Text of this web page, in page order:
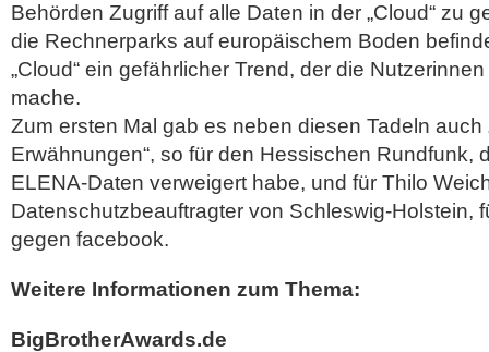
Behörden Zugriff auf alle Daten in der „Cloud“ zu
die Rechnerparks auf europäischem Boden
„Cloud“ ein gefährlicher Trend, der die
mache.
Zum ersten Mal gab es neben diesen Tadeln auch
Erwähnungen“, so für den Hessischen Rundfunk,
ELENA-Daten verweigert habe, und für Thilo
Datenschutzbeauftragter von Schleswig-Holstein,
gegen facebook.
Weitere Informationen zum Thema:
BigBrotherAwards.de